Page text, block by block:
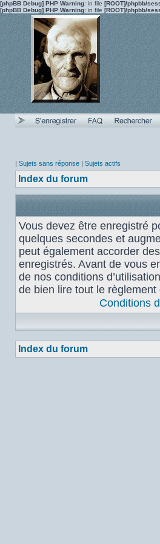
[phpBB Debug] PHP Warning: in file [ROOT]/phpbb/
[phpBB Debug] PHP Warning: in file [ROOT]/phpbb/
| Sujets sans réponse | Sujets actifs
Index du forum
Vous devez être enregistré
quelques secondes et
peut également accorder
enregistrés. Avant de vous
de nos conditions
de bien lire tout le règlement
Conditions
Index du forum